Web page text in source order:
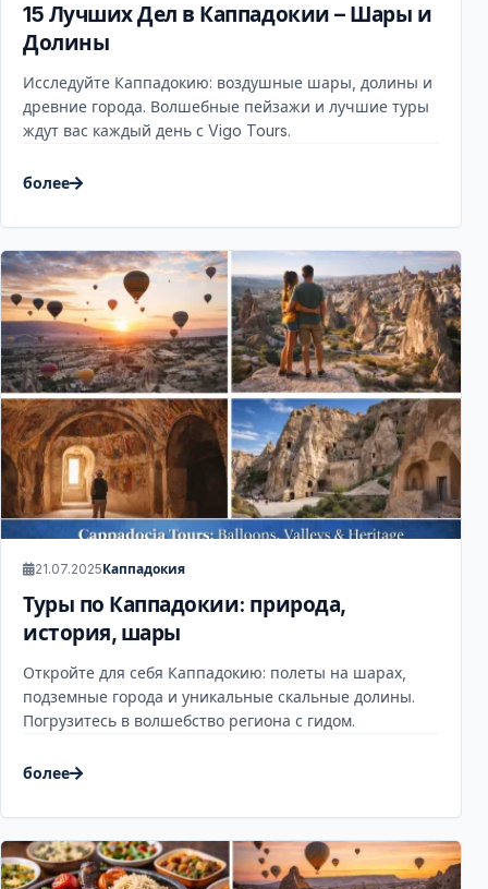
15 Лучших Дел в Каппадокии – Шары и
Долины
Исследуйте Каппадокию: воздушные шары, долины и
древние города. Волшебные пейзажи и лучшие туры
ждут вас каждый день с Vigo Tours.
более
21.07.2025Каппадокия
Туры по Каппадокии: природа,
история, шары
Откройте для себя Каппадокию: полеты на шарах,
подземные города и уникальные скальные долины.
Погрузитесь в волшебство региона с гидом.
более